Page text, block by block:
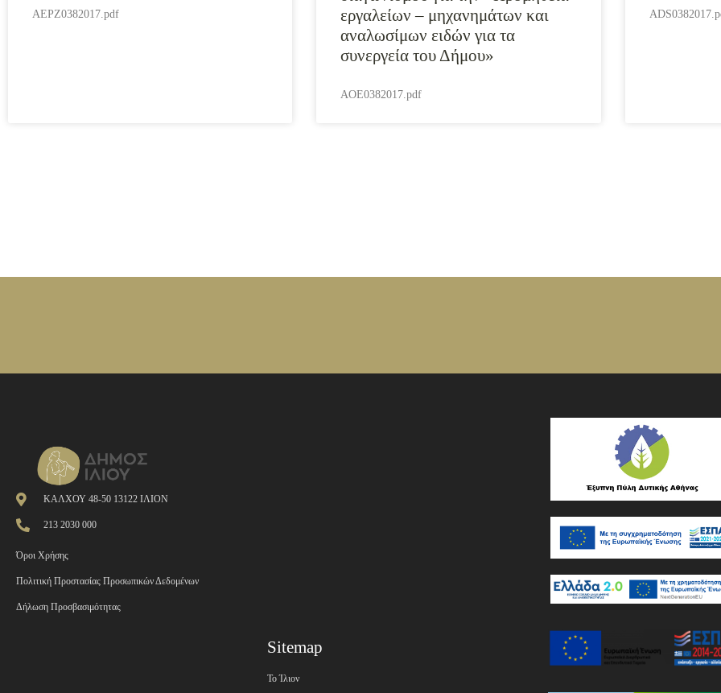
AEPZ0382017.pdf
εργαλείων – μηχανημάτων και
αναλωσίμων ειδών για τα
συνεργεία του Δήμου»
AOE0382017.pdf
ΚΑΛΧΟΥ 48-50 13122 ΙΛΙΟΝ
213 2030 000
Όροι Χρήσης
Πολιτική Προστασίας Προσωπικών Δεδομένων
Δήλωση Προσβασιμότητας
Sitemap
Το Ίλιον